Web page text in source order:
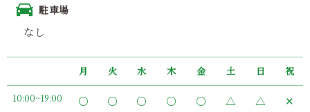
駐車場
なし
月 火 水 木 金 土 日 祝
10:00~19:00 〇 〇 〇 〇 〇 △ △ ✕